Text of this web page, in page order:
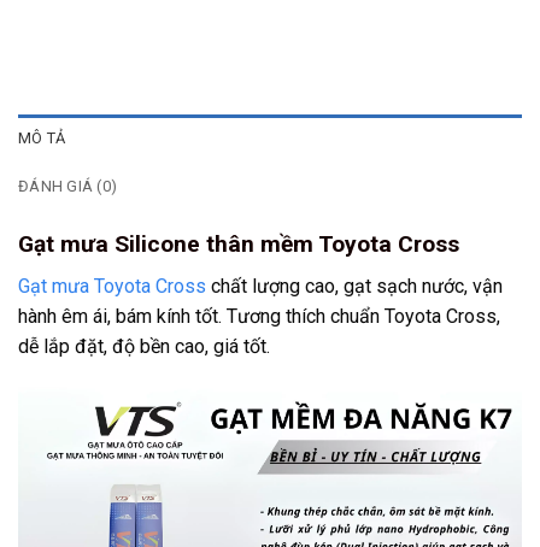
MÔ TẢ
ĐÁNH GIÁ (0)
Gạt mưa Silicone thân mềm Toyota Cross
Gạt mưa Toyota Cross chất lượng cao, gạt sạch nước, vận
hành êm ái, bám kính tốt. Tương thích chuẩn Toyota Cross,
dễ lắp đặt, độ bền cao, giá tốt.